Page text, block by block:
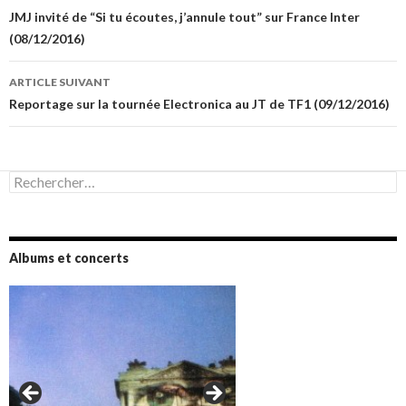
des
articles
JMJ invité de “Si tu écoutes, j’annule tout” sur France Inter
(08/12/2016)
ARTICLE SUIVANT
Reportage sur la tournée Electronica au JT de TF1 (09/12/2016)
Rechercher :
Albums et concerts